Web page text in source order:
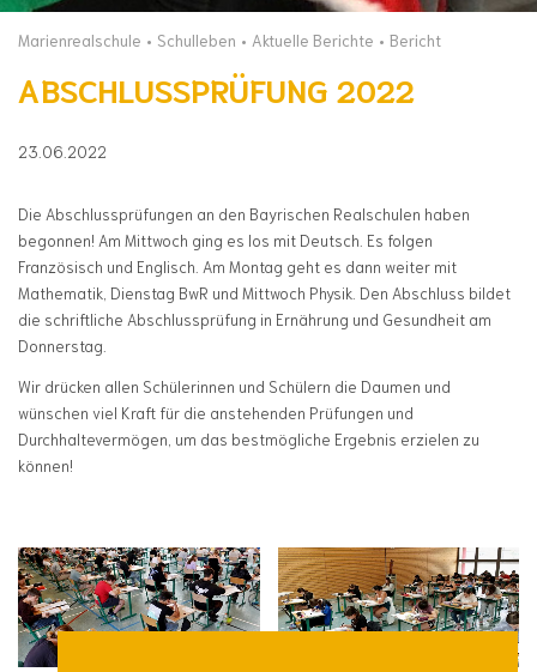
Marienrealschule Schulleben Aktuelle Berichte Bericht
ABSCHLUSSPRÜFUNG 2022
23.06.2022
Die Abschlussprüfungen an den Bayrischen Realschulen haben
begonnen! Am Mittwoch ging es los mit Deutsch. Es folgen
Französisch und Englisch. Am Montag geht es dann weiter mit
Mathematik, Dienstag BwR und Mittwoch Physik. Den Abschluss bildet
die schriftliche Abschlussprüfung in Ernährung und Gesundheit am
Donnerstag.
Wir drücken allen Schülerinnen und Schülern die Daumen und
wünschen viel Kraft für die anstehenden Prüfungen und
Durchhaltevermögen, um das bestmögliche Ergebnis erzielen zu
können!